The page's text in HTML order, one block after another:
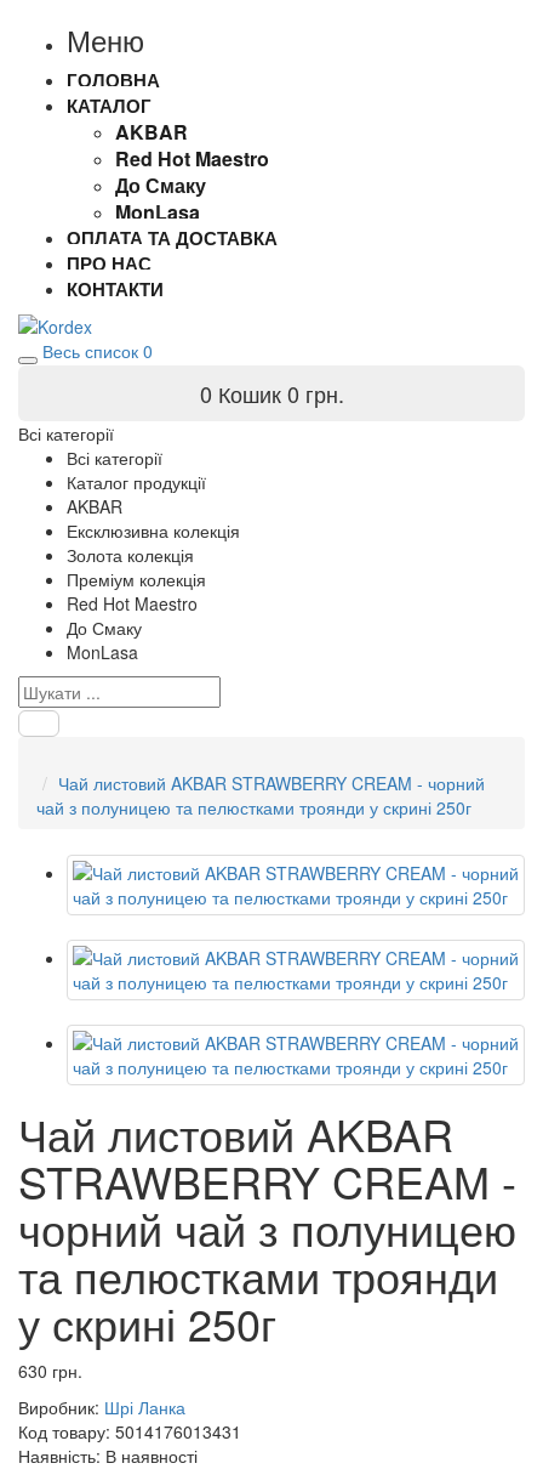
Меню
ГОЛОВНА
КАТАЛОГ
AKBAR
Red Hot Maestro
До Смаку
MonLasa
ОПЛАТА ТА ДОСТАВКА
ПРО НАС
КОНТАКТИ
Весь список 0
0 Кошик0 грн.
Всі категорії
Всі категорії
Каталог продукції
AKBAR
Ексклюзивна колекція
Золота колекція
Преміум колекція
Red Hot Maestro
До Смаку
MonLasa
Чай листовий AKBAR STRAWBERRY CREAM - чорний
чай з полуницею та пелюстками троянди у скрині 250г
Чай листовий AKBAR
STRAWBERRY CREAM -
чорний чай з полуницею
та пелюстками троянди
у скрині 250г
630 грн.
Виробник: Шрі Ланка
Код товару: 5014176013431
Наявність: В наявності